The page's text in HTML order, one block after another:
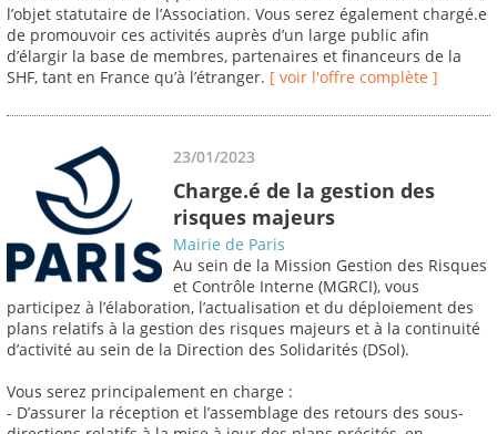
l’objet statutaire de l’Association. Vous serez également chargé.e
de promouvoir ces activités auprès d’un large public afin
d’élargir la base de membres, partenaires et financeurs de la
SHF, tant en France qu’à l’étranger. [ voir l'offre complète ]
23/01/2023
Charge.é de la gestion des
risques majeurs
Mairie de Paris
Au sein de la Mission Gestion des Risques
et Contrôle Interne (MGRCI), vous
participez à l’élaboration, l’actualisation et du déploiement des
plans relatifs à la gestion des risques majeurs et à la continuité
d’activité au sein de la Direction des Solidarités (DSol).
Vous serez principalement en charge :
- D’assurer la réception et l’assemblage des retours des sous-